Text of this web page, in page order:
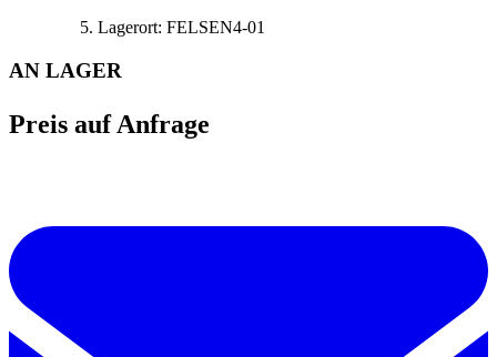
Lagerort: FELSEN4-01
AN LAGER
Preis auf Anfrage